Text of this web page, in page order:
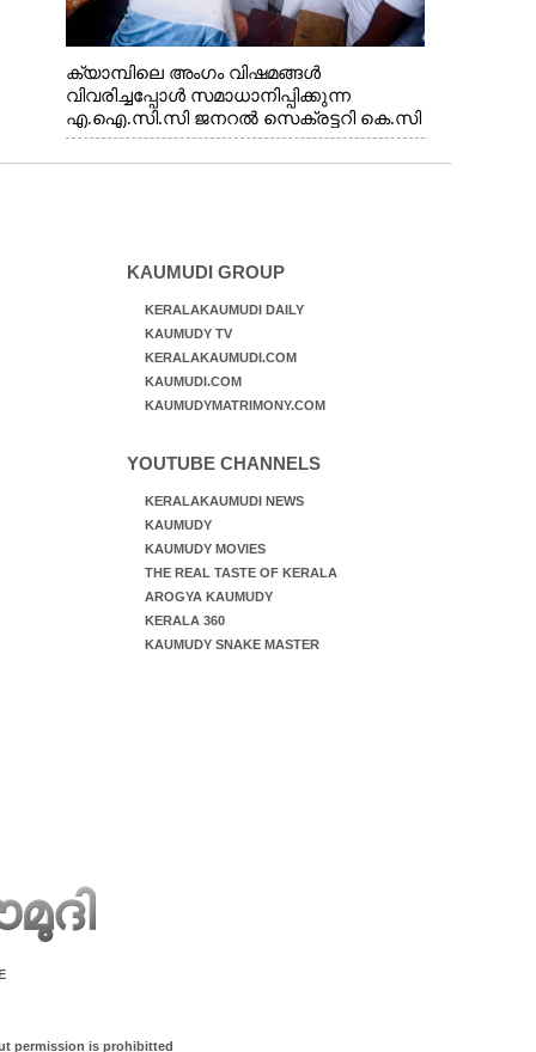
ക്യാമ്പിലെ അംഗം വിഷമങ്ങൾ
വിവരിച്ചപ്പോൾ സമാധാനിപ്പിക്കുന്ന
എ.ഐ.സി.സി ജനറൽ സെക്രട്ടറി കെ.സി
വേണുഗോപാൽ എം.പി. സഹകരണ-
എക്സൈസ് വകുപ്പ് മന്ത്രി എം. ലിജു,
KAUMUDI GROUP
KERALAKAUMUDI DAILY
KAUMUDY TV
KERALAKAUMUDI.COM
KAUMUDI.COM
KAUMUDYMATRIMONY.COM
YOUTUBE CHANNELS
KERALAKAUMUDI NEWS
KAUMUDY
KAUMUDY MOVIES
THE REAL TASTE OF KERALA
AROGYA KAUMUDY
KERALA 360
KAUMUDY SNAKE MASTER
permission is prohibitted